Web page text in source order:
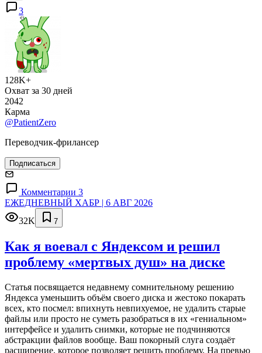
3
128K+
Охват за 30 дней
2042
Карма
@PatientZero
Переводчик-фрилансер
Подписаться
Комментарии 3
ЕЖЕДНЕВНЫЙ ХАБР | 6 АВГ 2026
32K
7
Как я воевал с Яндексом и решил
проблему «мертвых душ» на диске
Статья посвящается недавнему сомнительному решению
Яндекса уменьшить объём своего диска и жестоко покарать
всех, кто посмел: впихнуть невпихуемое, не удалить старые
файлы или просто не суметь разобраться в их «гениальном»
интерфейсе и удалить снимки, которые не подчиняются
абстракции файлов вообще. Ваш покорный слуга создаёт
расширение, которое позволяет решить проблему. На превью